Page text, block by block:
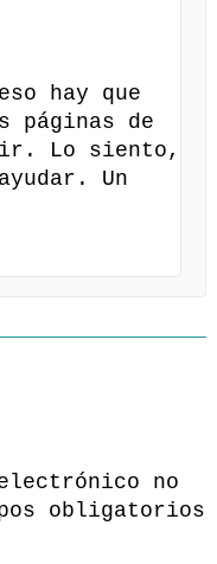
hay que
páginas de
ir. Lo siento,
Un
no
obligatorios